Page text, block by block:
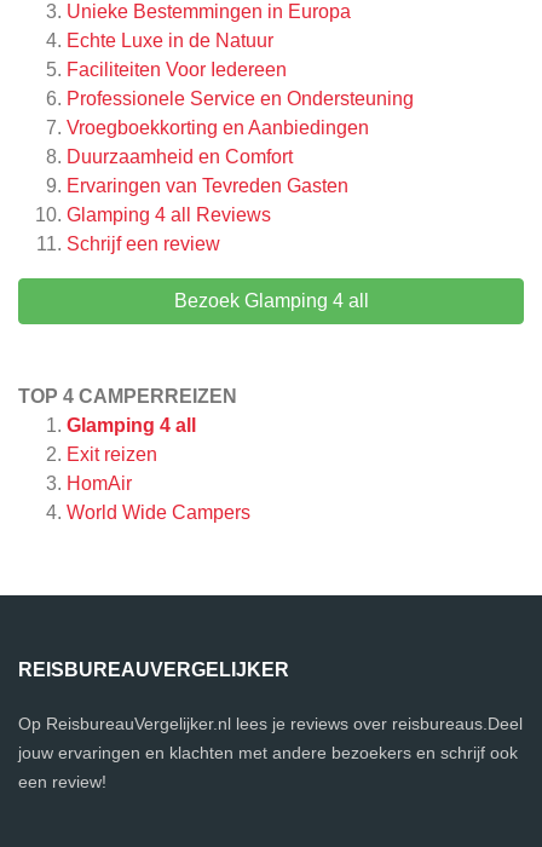
Unieke Bestemmingen in Europa
Echte Luxe in de Natuur
Faciliteiten Voor Iedereen
Professionele Service en Ondersteuning
Vroegboekkorting en Aanbiedingen
Duurzaamheid en Comfort
Ervaringen van Tevreden Gasten
Glamping 4 all
Reviews
Schrijf een review
Bezoek Glamping 4 all
TOP 4 CAMPERREIZEN
Glamping 4 all
Exit reizen
HomAir
World Wide Campers
REISBUREAUVERGELIJKER
Op ReisbureauVergelijker.nl lees je reviews over reisbureaus.Deel
jouw ervaringen en klachten met andere bezoekers en schrijf ook
een review!